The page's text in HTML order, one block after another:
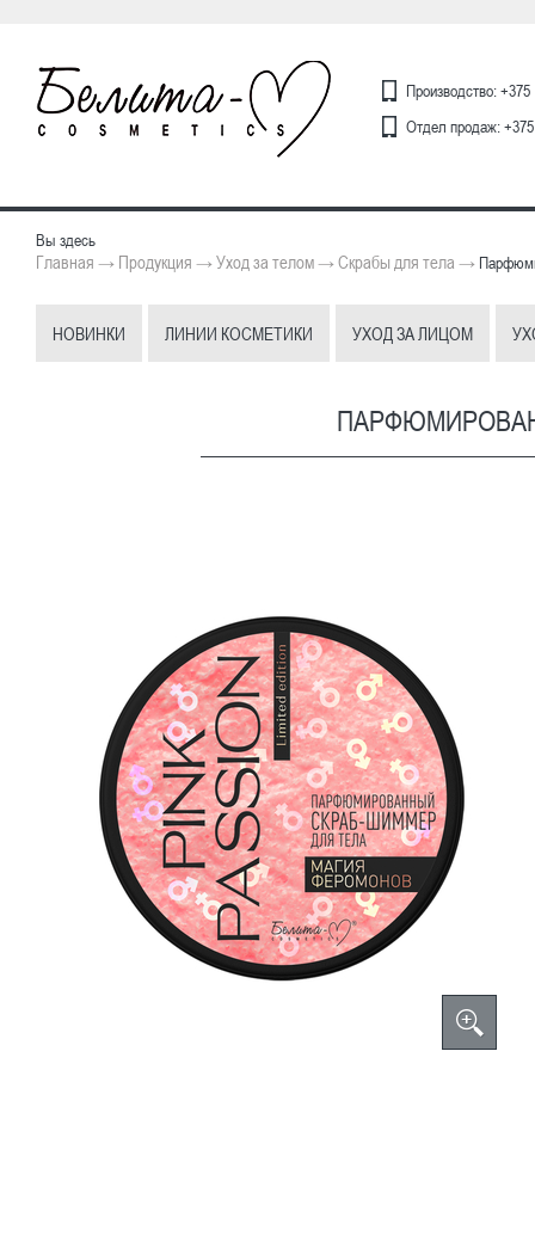
Производство:
Отдел продаж:
Вы здесь
Главная → Продукция →Уход за телом→Скрабы для тела →
НОВИНКИ ЛИНИИ КОСМЕТИКИ УХОД ЗА ЛИЦОМ